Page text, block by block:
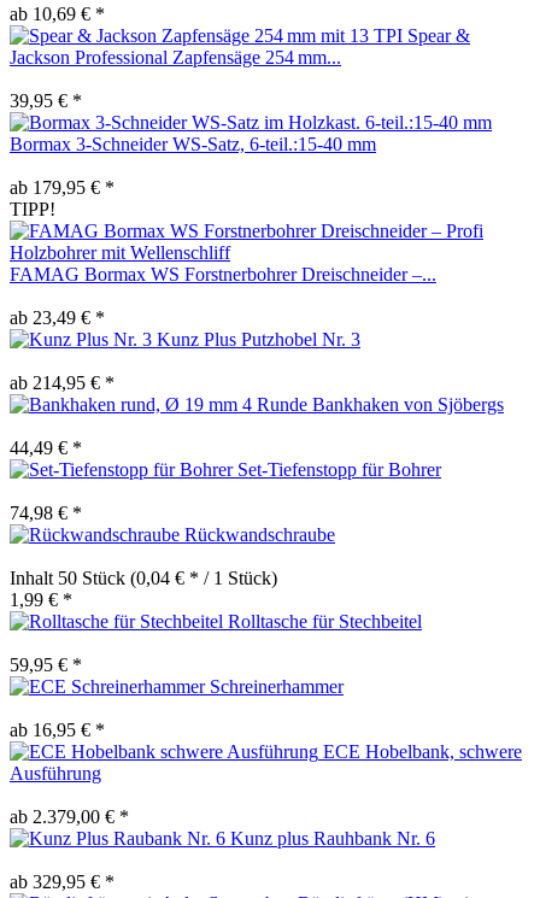
ab 10,69 € *
Spear &
Jackson Professional Zapfensäge 254 mm...
39,95 € *
Bormax 3-Schneider WS-Satz, 6-teil.:15-40 mm
ab 179,95 € *
TIPP!
FAMAG Bormax WS Forstnerbohrer Dreischneider –...
ab 23,49 € *
Kunz Plus Putzhobel Nr. 3
ab 214,95 € *
4 Runde Bankhaken von Sjöbergs
44,49 € *
Set-Tiefenstopp für Bohrer
74,98 € *
Rückwandschraube
Inhalt 50 Stück (0,04 € * / 1 Stück)
1,99 € *
Rolltasche für Stechbeitel
59,95 € *
Schreinerhammer
ab 16,95 € *
ECE Hobelbank, schwere
Ausführung
ab 2.379,00 € *
Kunz plus Rauhbank Nr. 6
ab 329,95 € *